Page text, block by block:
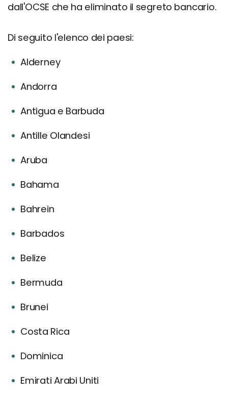
dall'OCSE che ha eliminato il segreto bancario.
Di seguito l'elenco dei paesi:
Alderney
Andorra
Antigua e Barbuda
Antille Olandesi
Aruba
Bahama
Bahrein
Barbados
Belize
Bermuda
Brunei
Costa Rica
Dominica
Emirati Arabi Uniti